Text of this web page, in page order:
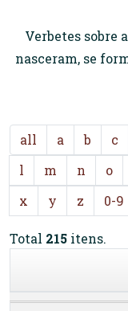
Verbetes sobre
nasceram, se
all a b c
l
m n o
x
y z 0-9
Total 215 itens.